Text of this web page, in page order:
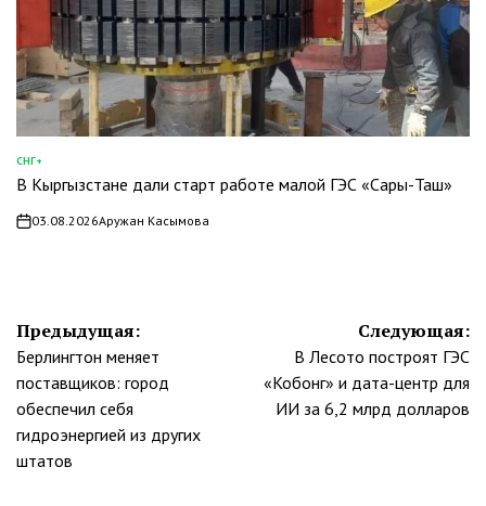
ОПУБЛИКОВАНО
В
СНГ+
В Кыргызстане дали старт работе малой ГЭС «Сары-Таш»
on03.08.2026Аружан Касымова
Навигация
по
записям
Предыдущая:
Берлингтон меняет
поставщиков: город
обеспечил себя
гидроэнергией из других
штатов
Следующая:
В Лесото построят ГЭС
«Кобонг» и дата-центр для
ИИ за 6,2 млрд долларов